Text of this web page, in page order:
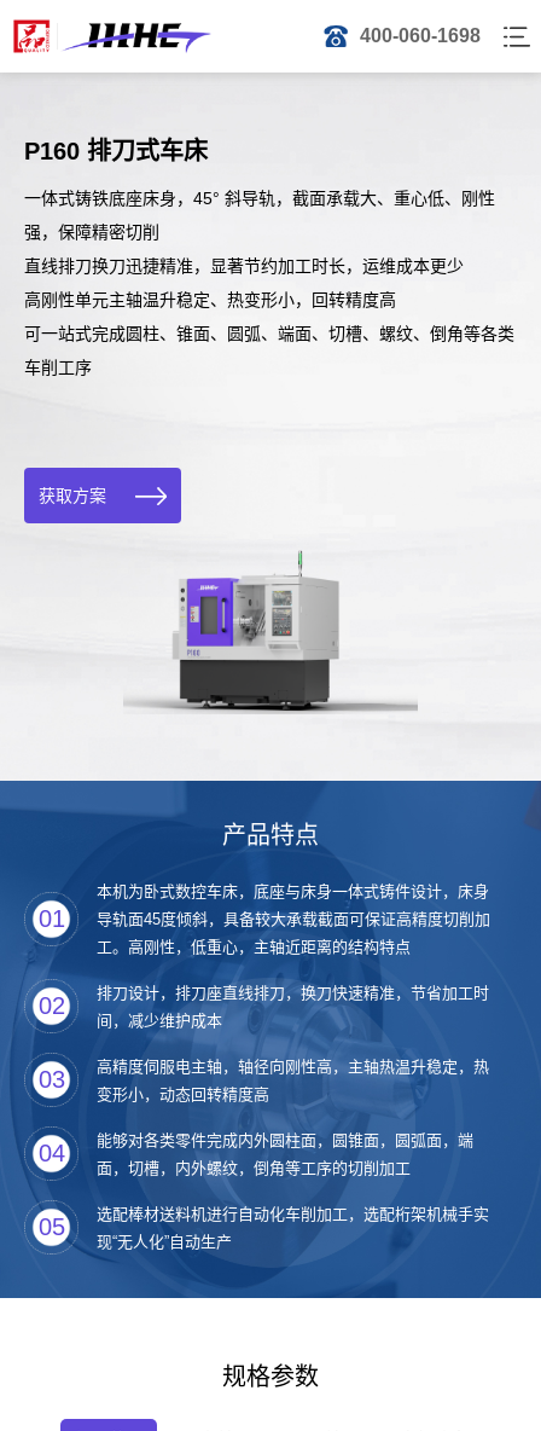
400-060-1698
P160 排刀式车床
一体式铸铁底座床身，45° 斜导轨，截面承载大、重心低、刚性
强，保障精密切削
直线排刀换刀迅捷精准，显著节约加工时长，运维成本更少
高刚性单元主轴温升稳定、热变形小，回转精度高
可一站式完成圆柱、锥面、圆弧、端面、切槽、螺纹、倒角等各类
车削工序
获取方案
产品特点
01
本机为卧式数控车床，底座与床身一体式铸件设计，床身
导轨面45度倾斜，具备较大承载截面可保证高精度切削加
工。高刚性，低重心，主轴近距离的结构特点
02
排刀设计，排刀座直线排刀，换刀快速精准，节省加工时
间，减少维护成本
03
高精度伺服电主轴，轴径向刚性高，主轴热温升稳定，热
变形小，动态回转精度高
04
能够对各类零件完成内外圆柱面，圆锥面，圆弧面，端
面，切槽，内外螺纹，倒角等工序的切削加工
05
选配棒材送料机进行自动化车削加工，选配桁架机械手实
现“无人化”自动生产
规格参数